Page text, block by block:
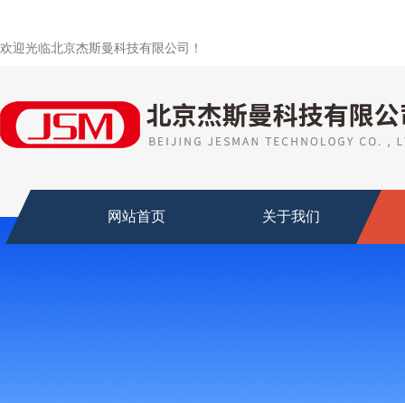
欢迎光临北京杰斯曼科技有限公司！
网站首页 关于我们